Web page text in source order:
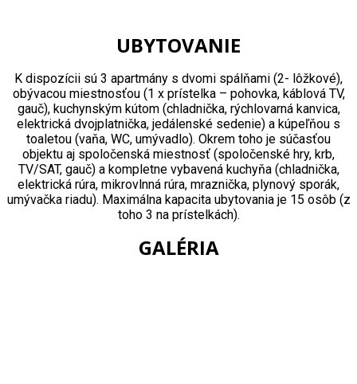
UBYTOVANIE
K dispozícii sú 3 apartmány s dvomi spálňami (2- lôžkové),
obývacou miestnosťou (1 x prístelka – pohovka, káblová TV,
gauč), kuchynským kútom (chladnička, rýchlovarná kanvica,
elektrická dvojplatnička, jedálenské sedenie) a kúpeľňou s
toaletou (vaňa, WC, umývadlo). Okrem toho je súčasťou
objektu aj spoločenská miestnosť (spoločenské hry, krb,
TV/SAT, gauč) a kompletne vybavená kuchyňa (chladnička,
elektrická rúra, mikrovlnná rúra, mraznička, plynový sporák,
umývačka riadu). Maximálna kapacita ubytovania je 15 osôb (z
toho 3 na prístelkách).
GALÉRIA